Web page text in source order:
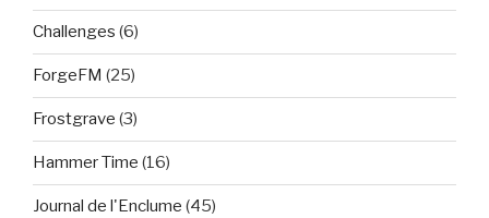
Challenges (6)
ForgeFM (25)
Frostgrave (3)
Hammer Time (16)
Journal de l'Enclume (45)